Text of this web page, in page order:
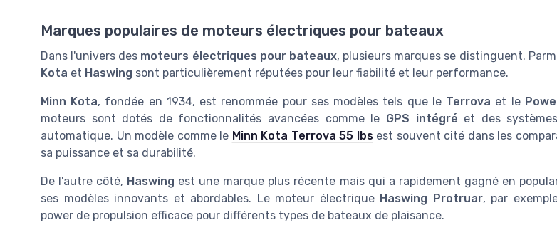
Marques populaires de moteurs électriques pour bateaux
Dans l'univers des moteurs électriques pour bateaux, plusieurs marques se distinguent.
Kota et Haswing sont particulièrement réputées pour leur fiabilité et leur performance.
Minn Kota, fondée en 1934, est renommée pour ses modèles tels que le Terrova et le
moteurs sont dotés de fonctionnalités avancées comme le GPS intégré et des
automatique. Un modèle comme le Minn Kota Terrova 55 lbsest souvent cité dans les
sa puissance et sa durabilité.
De l'autre côté, Haswing est une marque plus récente mais qui a rapidement gagné en
ses modèles innovants et abordables. Le moteur électrique Haswing Protruar, par
power de propulsion efficace pour différents types de bateaux de plaisance.